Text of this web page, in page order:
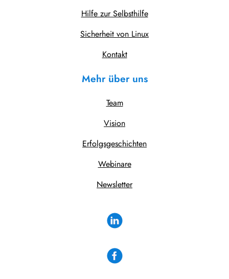
Hilfe zur Selbsthilfe
Sicherheit von Linux
Kontakt
Mehr über uns
Team
Vision
Erfolgsgeschichten
Webinare
Newsletter